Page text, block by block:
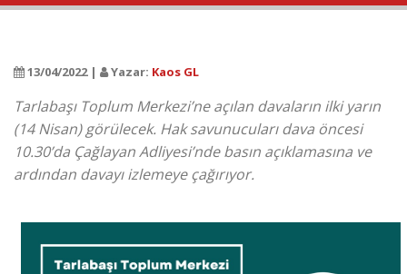
13/04/2022 | Yazar: Kaos GL
Tarlabaşı Toplum Merkezi’ne açılan davaların ilki yarın
(14 Nisan) görülecek. Hak savunucuları dava öncesi
10.30’da Çağlayan Adliyesi’nde basın açıklamasına ve
ardından davayı izlemeye çağırıyor.